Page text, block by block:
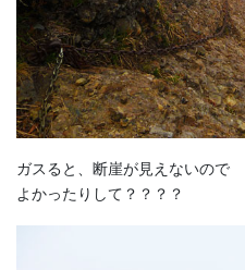
ガスると、断崖が見えないので
よかったりして？？？？